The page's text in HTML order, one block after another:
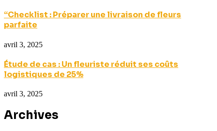
“Checklist : Préparer une livraison de fleurs
parfaite
avril 3, 2025
Étude de cas : Un fleuriste réduit ses coûts
logistiques de 25%
avril 3, 2025
Archives